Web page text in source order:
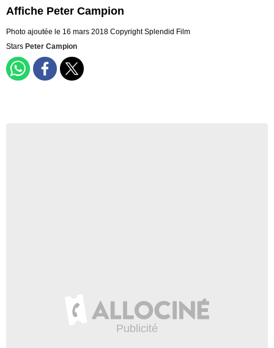
Affiche Peter Campion
Photo ajoutée le 16 mars 2018 Copyright Splendid Film
Stars Peter Campion